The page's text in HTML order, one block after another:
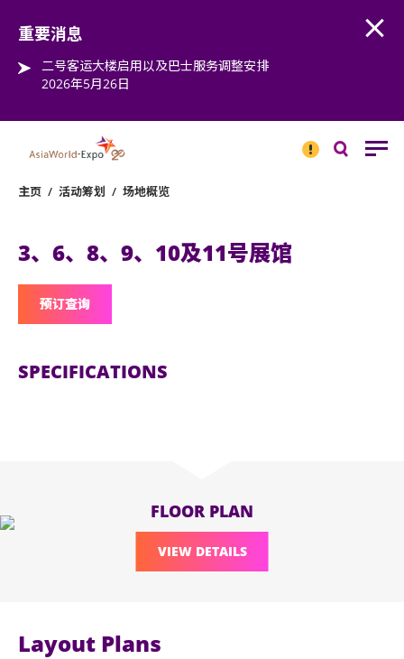
重要消息
二号客运大楼启用以及巴士服务调整安排
2026年5月26日
消息
主页 / 活动筹划 / 场地概览
3、6、8、9、10及11号展馆
预订查询
SPECIFICATIONS
FLOOR PLAN
VIEW DETAILS
Layout Plans